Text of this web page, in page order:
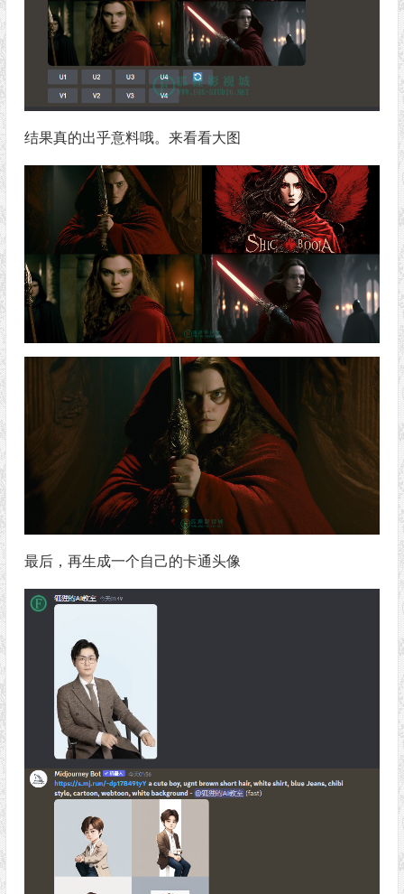
结果真的出乎意料哦。来看看大图
最后，再生成一个自己的卡通头像